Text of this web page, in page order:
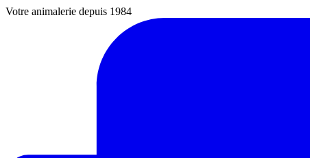
Votre animalerie depuis 1984